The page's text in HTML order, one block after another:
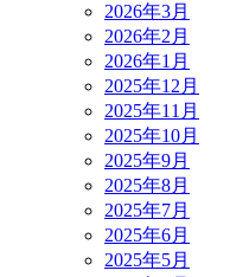
2026年3月
2026年2月
2026年1月
2025年12月
2025年11月
2025年10月
2025年9月
2025年8月
2025年7月
2025年6月
2025年5月